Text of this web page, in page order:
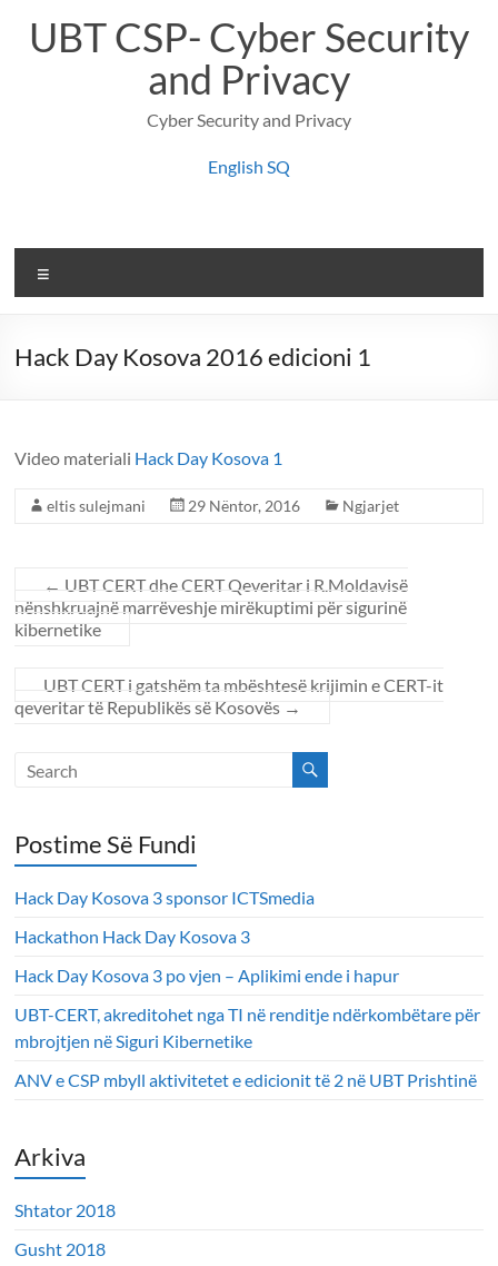
contentUBT CSP- Cyber Security
and Privacy
Cyber Security and Privacy
English SQ
Hack Day Kosova 2016 edicioni 1
Video materiali Hack Day Kosova 1
eltis sulejmani 29 Nëntor, 2016 Ngjarjet
← UBT CERT dhe CERT Qeveritar i R.Moldavisë
nënshkruajnë marrëveshje mirëkuptimi për sigurinë
kibernetike
UBT CERT i gatshëm ta mbështesë krijimin e CERT-it
qeveritar të Republikës së Kosovës →
Postime Së Fundi
Hack Day Kosova 3 sponsor ICTSmedia
Hackathon Hack Day Kosova 3
Hack Day Kosova 3 po vjen – Aplikimi ende i hapur
UBT-CERT, akreditohet nga TI në renditje ndërkombëtare për
mbrojtjen në Siguri Kibernetike
ANV e CSP mbyll aktivitetet e edicionit të 2 në UBT Prishtinë
Arkiva
Shtator 2018
Gusht 2018